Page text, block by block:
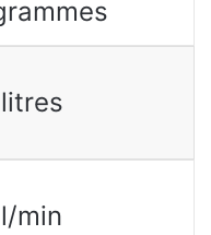
min